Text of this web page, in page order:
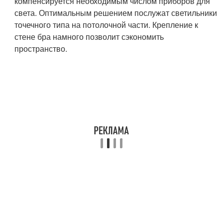
света. Оптимальным решением послужат светильники
точечного типа на потолочной части. Крепление к
стене бра намного позволит сэкономить
пространство.